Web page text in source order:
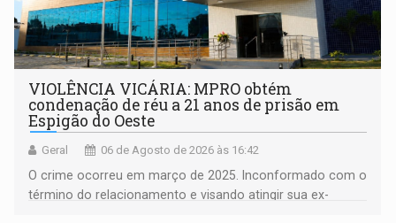
VIOLÊNCIA VICÁRIA: MPRO obtém
condenação de réu a 21 anos de prisão em
Espigão do Oeste
Geral 06 de Agosto de 2026 às 16:42
O crime ocorreu em março de 2025. Inconformado com o
término do relacionamento e visando atingir sua ex-